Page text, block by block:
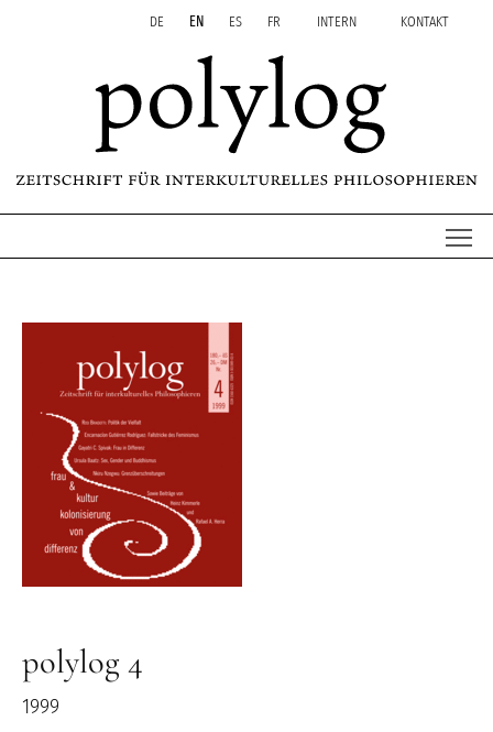
Zum Inhalt springen
Aktuelle Seite: polylog 4
DE EN ES FR INTERN KONTAKT
polylog 4
1999